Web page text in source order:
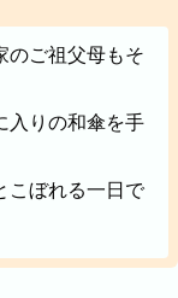
福津市
市
区
のご祖父母もそ
入りの和傘を手
こぼれる一日で